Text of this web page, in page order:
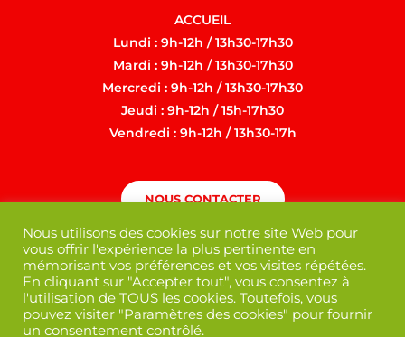
ACCUEIL
Lundi : 9h-12h / 13h30-17h30
Mardi : 9h-12h / 13h30-17h30
Mercredi : 9h-12h / 13h30-17h30
Jeudi : 9h-12h / 15h-17h30
Vendredi : 9h-12h / 13h30-17h
NOUS CONTACTER
Nous utilisons des cookies sur notre site Web pour
vous offrir l'expérience la plus pertinente en
mémorisant vos préférences et vos visites répétées.
En cliquant sur "Accepter tout", vous consentez à
l'utilisation de TOUS les cookies. Toutefois, vous
pouvez visiter "Paramètres des cookies" pour fournir
un consentement contrôlé.